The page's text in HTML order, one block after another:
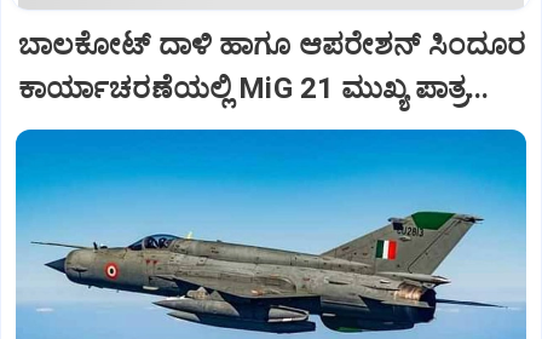
ಬಾಲಕೋಟ್‌ ದಾಳಿ ಹಾಗೂ ಆಪರೇಶನ್‌ ಸಿಂದೂರ
ಕಾರ್ಯಾಚರಣೆಯಲ್ಲಿ MiG 21 ಮುಖ್ಯ ಪಾತ್ರ...